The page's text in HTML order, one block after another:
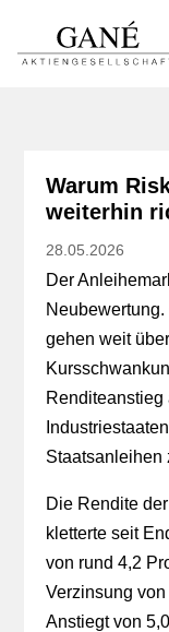
Warum
weiterhin
28.05.2026
Der
gehen weit
Renditeanstieg
Staatsanleihen
Die Rendite
kletterte seit
von rund 4,2
Verzinsung
Anstiegt von